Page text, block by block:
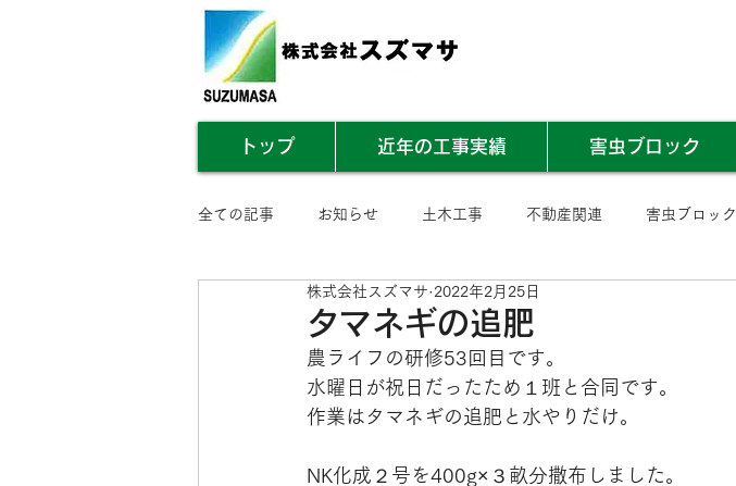
トップ 近年の工事実績 害虫ブロック
全ての記事 お知らせ 土木工事 不動産関連 害虫ブロック
業務内容まとめ その他
タマネギの追肥
株式会社スズマサ 2022年2月25日
農ライフの研修53回目です。
水曜日が祝日だったため１班と合同です。
作業はタマネギの追肥と水やりだけ。
NK化成２号を400g×３畝分撒布しました。